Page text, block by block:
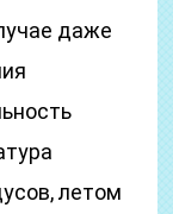
даже
летом